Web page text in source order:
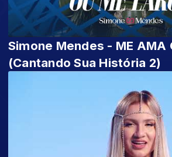
Simone Mendes - ME AMA
(Cantando Sua História 2)